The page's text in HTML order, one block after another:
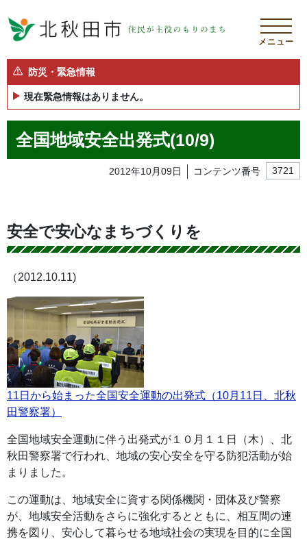
メニュー
防災・緊急情報
現在緊急情報はありません。
全国地域安全出発式(10/9)
2012年10月09日 コンテンツ番号 3721
安全で安心なまちづくりを
（2012.10.11)
11日から始まった全国安全運動の出発式（10月11日、北秋
田警察署）
全国地域安全運動に伴う出発式が１０月１１日（木）、北
秋田警察署で行われ、地域の安心安全を守る防犯活動が始
まりました。
この運動は、地域安全に資する関係機関・団体及び警察
が、地域安全活動をさらに強化するとともに、相互間の連
携を図り、安心して暮らせる地域社会の実現を目的に全国